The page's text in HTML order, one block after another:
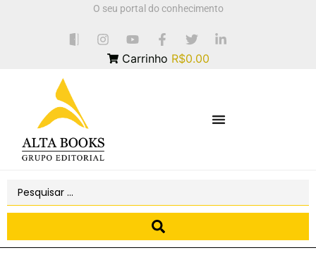
O seu portal do conhecimento
Carrinho R$0.00